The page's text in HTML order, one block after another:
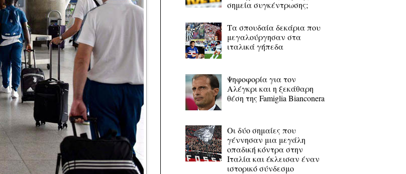
σημεία συγκέντρωσης;
Τα σπουδαία δεκάρια που
μεγαλούργησαν στα
ιταλικά γήπεδα
Ψηφοφορία για τον
Αλέγκρι και η ξεκάθαρη
θέση της Famiglia Bianconera
Οι δύο σημαίες που
γέννησαν μια μεγάλη
οπαδική κόντρα στην
Ιταλία και έκλεισαν έναν
ιστορικό σύνδεσμο